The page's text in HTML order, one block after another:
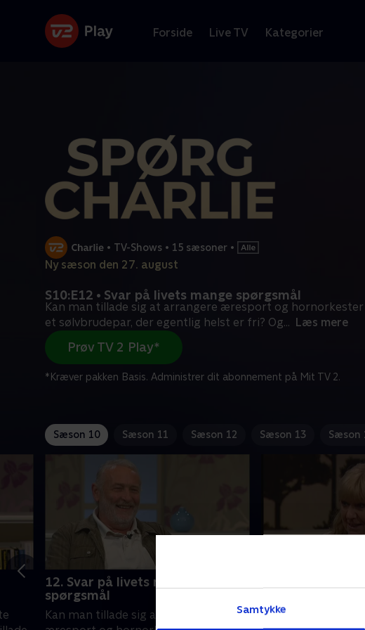
Samtykke
Forside Live TV Kategorier
• TV-Shows • 15 sæsoner •
Ny sæson den 27. august
S10:E12 • Svar på livets mange spørgsmål
Kan man tillade sig at arrangere æresport og
et sølvbrudepar, der egentlig helst er fri? Og... Læs mere
Prøv TV 2 Play*
*Kræver pakken Basis. Administrer dit abonnement på Mit TV 2.
Sæson 10 Sæson 11 Sæson 12 Sæson 13 Sæson
12. Svar på livets mange
spørgsmål
Kan man tillade sig at arrangere
Skal man fortælle